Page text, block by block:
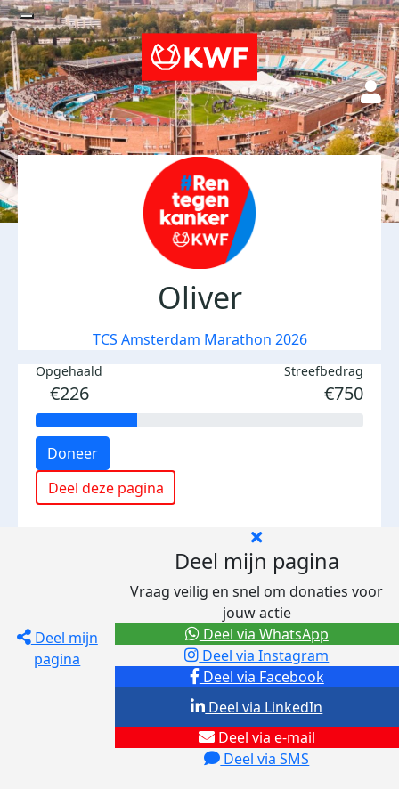
Oliver
TCS Amsterdam Marathon 2026
Opgehaald
€226
Streefbedrag
€750
Doneer
Deel deze pagina
Deel mijn
pagina
Deel mijn pagina
Vraag veilig en snel om donaties voor
jouw actie
Deel via Facebook
Deel via Instagram
Deel via e-mail
Deel via SMS
Deel via LinkedIn
Deel via WhatsApp